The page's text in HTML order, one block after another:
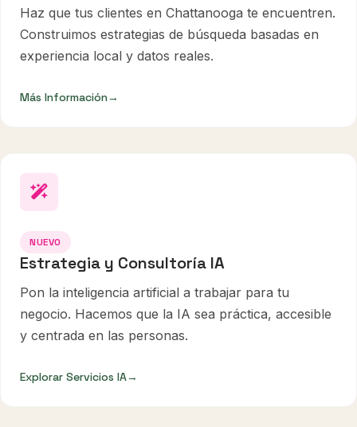
Haz que tus clientes en Chattanooga te encuentren.
Construimos estrategias de búsqueda basadas en
experiencia local y datos reales.
Más Información→
NUEVO
Estrategia y Consultoría IA
Pon la inteligencia artificial a trabajar para tu
negocio. Hacemos que la IA sea práctica, accesible
y centrada en las personas.
Explorar Servicios IA→